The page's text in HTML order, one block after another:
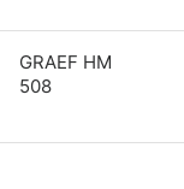
GRAEF HM
508